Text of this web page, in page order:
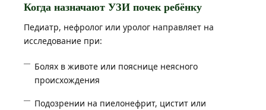
Когда назначают УЗИ почек ребёнку
Педиатр, нефролог или уролог направляет на
исследование при:
Болях в животе или пояснице неясного
происхождения
Подозрении на пиелонефрит, цистит или